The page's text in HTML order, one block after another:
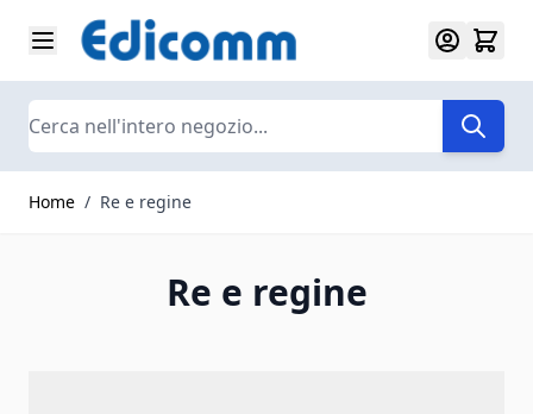
Salta al contenuto
Search
Home / Re e regine
Re e regine